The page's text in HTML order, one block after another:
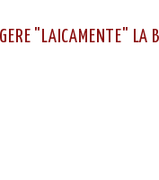
"LAICAMENTE" LA